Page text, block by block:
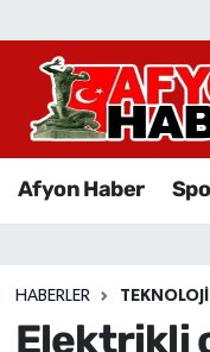
Afyon Haber
HABERLER TEKNOLOJI
Elektrikli
Afyon Haber
Sağlık